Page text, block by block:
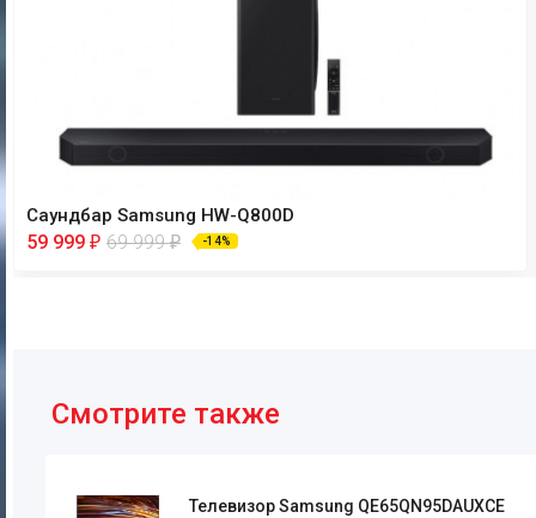
Саундбар Samsung HW-Q800D
59 999 ₽ 69 999₽ -14%
Смотрите также
Телевизор Samsung QE65QN95DAUXCE